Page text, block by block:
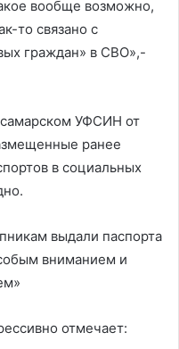
вообще возможно,
то связано с
граждан» в СВО»,-
УФСИН от
ранее
в социальных
отмечает: